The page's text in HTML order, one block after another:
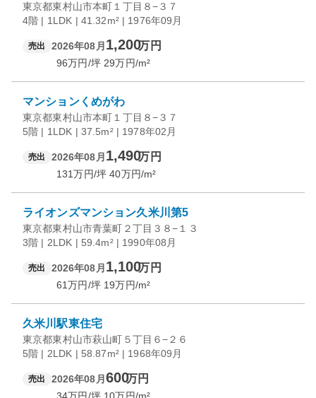
東京都東村山市本町１丁目８−３７
4階 | 1LDK | 41.32m² | 1976年09月
売出 2026年08月 1,200万円
96万円/坪 29万円/m²
マンションくめがわ
東京都東村山市本町１丁目８−３７
5階 | 1LDK | 37.5m² | 1978年02月
売出 2026年08月 1,490万円
131万円/坪 40万円/m²
ライオンズマンション久米川第5
東京都東村山市青葉町２丁目３８−１３
3階 | 2LDK | 59.4m² | 1990年08月
売出 2026年08月 1,100万円
61万円/坪 19万円/m²
久米川駅東住宅
東京都東村山市萩山町５丁目６−２６
5階 | 2LDK | 58.87m² | 1968年09月
売出 2026年08月 600万円